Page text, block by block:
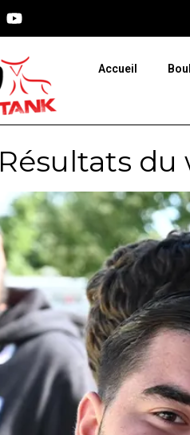
Accueil
Résultats du